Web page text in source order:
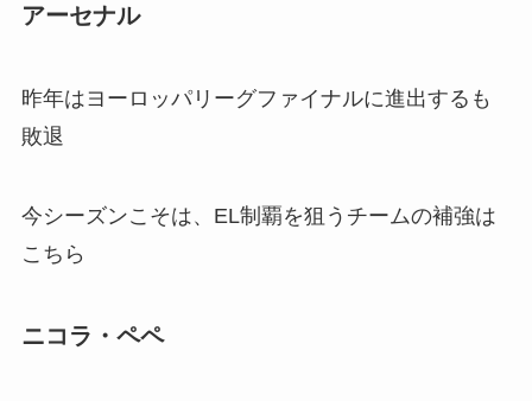
アーセナル
昨年はヨーロッパリーグファイナルに進出するも
敗退
今シーズンこそは、EL制覇を狙うチームの補強は
こちら
ニコラ・ペペ